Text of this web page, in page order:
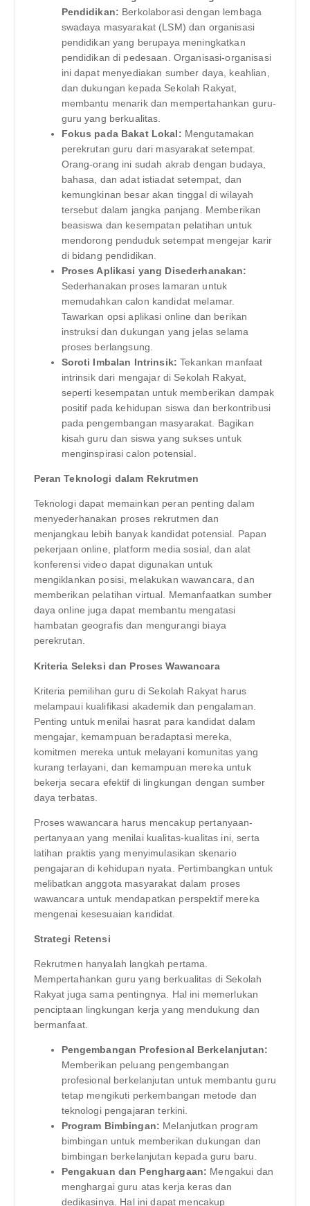
Pendidikan: Berkolaborasi dengan lembaga
swadaya masyarakat (LSM) dan organisasi
pendidikan yang berupaya meningkatkan
pendidikan di pedesaan. Organisasi-organisasi
ini dapat menyediakan sumber daya, keahlian,
dan dukungan kepada Sekolah Rakyat,
membantu menarik dan mempertahankan guru-
guru yang berkualitas.
Fokus pada Bakat Lokal: Mengutamakan
perekrutan guru dari masyarakat setempat.
Orang-orang ini sudah akrab dengan budaya,
bahasa, dan adat istiadat setempat, dan
kemungkinan besar akan tinggal di wilayah
tersebut dalam jangka panjang. Memberikan
beasiswa dan kesempatan pelatihan untuk
mendorong penduduk setempat mengejar karir
di bidang pendidikan.
Proses Aplikasi yang Disederhanakan:
Sederhanakan proses lamaran untuk
memudahkan calon kandidat melamar.
Tawarkan opsi aplikasi online dan berikan
instruksi dan dukungan yang jelas selama
proses berlangsung.
Soroti Imbalan Intrinsik: Tekankan manfaat
intrinsik dari mengajar di Sekolah Rakyat,
seperti kesempatan untuk memberikan dampak
positif pada kehidupan siswa dan berkontribusi
pada pengembangan masyarakat. Bagikan
kisah guru dan siswa yang sukses untuk
menginspirasi calon potensial.
Peran Teknologi dalam Rekrutmen
Teknologi dapat memainkan peran penting dalam
menyederhanakan proses rekrutmen dan
menjangkau lebih banyak kandidat potensial. Papan
pekerjaan online, platform media sosial, dan alat
konferensi video dapat digunakan untuk
mengiklankan posisi, melakukan wawancara, dan
memberikan pelatihan virtual. Memanfaatkan sumber
daya online juga dapat membantu mengatasi
hambatan geografis dan mengurangi biaya
perekrutan.
Kriteria Seleksi dan Proses Wawancara
Kriteria pemilihan guru di Sekolah Rakyat harus
melampaui kualifikasi akademik dan pengalaman.
Penting untuk menilai hasrat para kandidat dalam
mengajar, kemampuan beradaptasi mereka,
komitmen mereka untuk melayani komunitas yang
kurang terlayani, dan kemampuan mereka untuk
bekerja secara efektif di lingkungan dengan sumber
daya terbatas.
Proses wawancara harus mencakup pertanyaan-
pertanyaan yang menilai kualitas-kualitas ini, serta
latihan praktis yang menyimulasikan skenario
pengajaran di kehidupan nyata. Pertimbangkan untuk
melibatkan anggota masyarakat dalam proses
wawancara untuk mendapatkan perspektif mereka
mengenai kesesuaian kandidat.
Strategi Retensi
Rekrutmen hanyalah langkah pertama.
Mempertahankan guru yang berkualitas di Sekolah
Rakyat juga sama pentingnya. Hal ini memerlukan
penciptaan lingkungan kerja yang mendukung dan
bermanfaat.
Pengembangan Profesional Berkelanjutan:
Memberikan peluang pengembangan
profesional berkelanjutan untuk membantu guru
tetap mengikuti perkembangan metode dan
teknologi pengajaran terkini.
Program Bimbingan: Melanjutkan program
bimbingan untuk memberikan dukungan dan
bimbingan berkelanjutan kepada guru baru.
Pengakuan dan Penghargaan: Mengakui dan
menghargai guru atas kerja keras dan
dedikasinya. Hal ini dapat mencakup